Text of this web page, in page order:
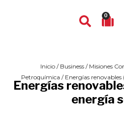
0
Inicio/ Business/ Misiones
Petroquímica / Energías renovables
Energías
energía